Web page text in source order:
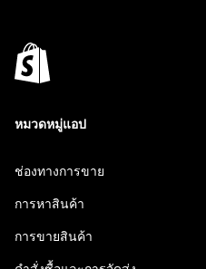
หมวดหมู่แอป
ช่องทางการขาย
การหาสินค้า
การขายสินค้า